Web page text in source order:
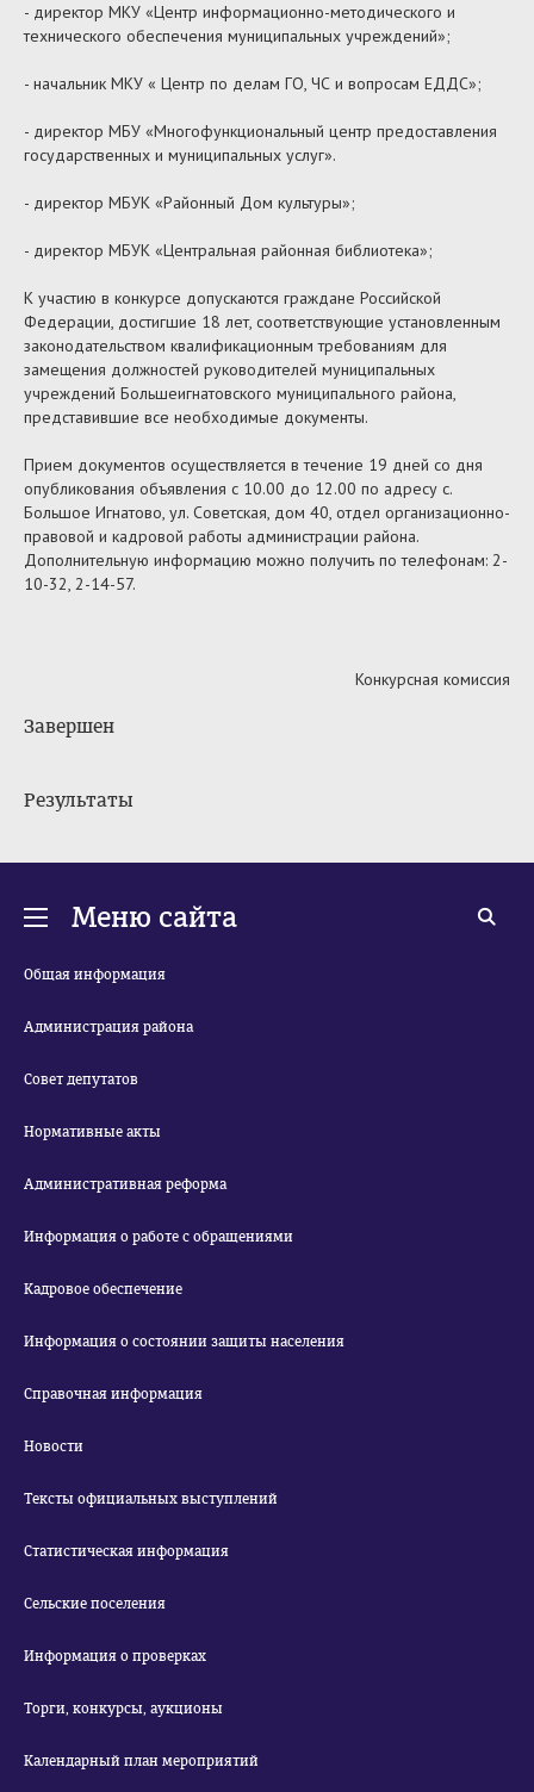
- директор МКУ «Центр информационно-методического и
технического обеспечения муниципальных учреждений»;
- начальник МКУ « Центр по делам ГО, ЧС и вопросам ЕДДС»;
- директор МБУ «Многофункциональный центр предоставления
государственных и муниципальных услуг».
- директор МБУК «Районный Дом культуры»;
- директор МБУК «Центральная районная библиотека»;
К участию в конкурсе допускаются граждане Российской
Федерации, достигшие 18 лет, соответствующие установленным
законодательством квалификационным требованиям для
замещения должностей руководителей муниципальных
учреждений Большеигнатовского муниципального района,
представившие все необходимые документы.
Прием документов осуществляется в течение 19 дней со дня
опубликования объявления с 10.00 до 12.00 по адресу с.
Большое Игнатово, ул. Советская, дом 40, отдел организационно-
правовой и кадровой работы администрации района.
Дополнительную информацию можно получить по телефонам: 2-
10-32, 2-14-57.
Конкурсная комиссия
Завершен
Результаты
Меню сайта
Общая информация
Администрация района
Совет депутатов
Нормативные акты
Административная реформа
Информация о работе с обращениями
Кадровое обеспечение
Информация о состоянии защиты населения
Справочная информация
Новости
Тексты официальных выступлений
Статистическая информация
Сельские поселения
Информация о проверках
Торги, конкурсы, аукционы
Календарный план мероприятий